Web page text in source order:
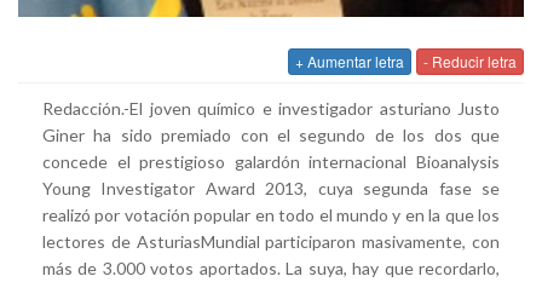
+ Aumentar letra - Reducir letra
Redacción.-El joven químico e investigador asturiano Justo
Giner ha sido premiado con el segundo de los dos que
concede el prestigioso galardón internacional Bioanalysis
Young Investigator Award 2013, cuya segunda fase se
realizó por votación popular en todo el mundo y en la que los
lectores de AsturiasMundial participaron masivamente, con
más de 3.000 votos aportados. La suya, hay que recordarlo,